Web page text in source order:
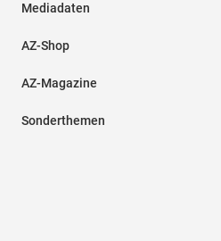
Mediadaten
AZ-Shop
AZ-Magazine
Sonderthemen